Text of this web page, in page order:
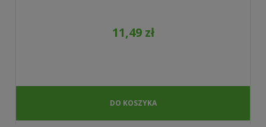
11,49 zł
DO KOSZYKA